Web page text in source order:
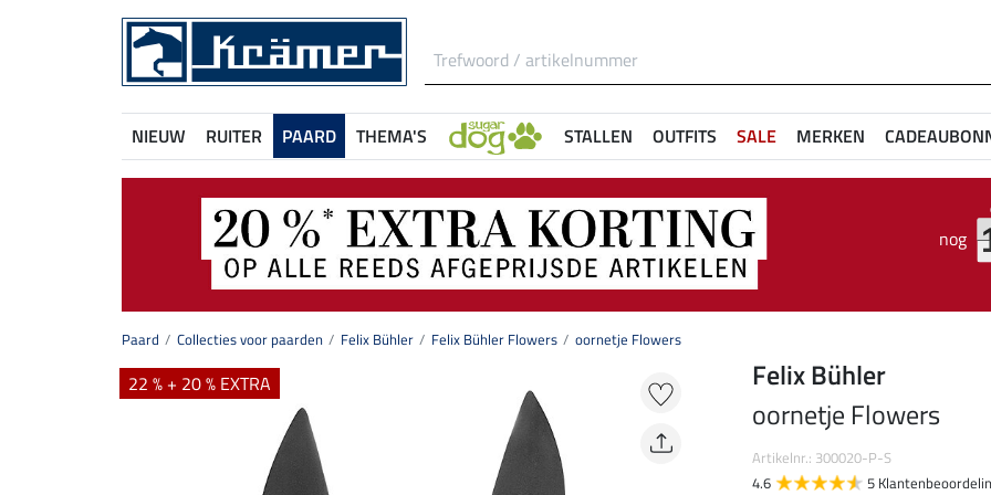
NIEUW RUITER PAARD THEMA'S STALLEN OUTFITS SALE MERKEN
nog
Paard Collecties voor paarden Felix Bühler Felix Bühler Flowers oornetje Flowers
22 % + 20 % EXTRA
Felix Bühler
oornetje Flowers
Artikelnr.: 300020-P-S
4.6
5